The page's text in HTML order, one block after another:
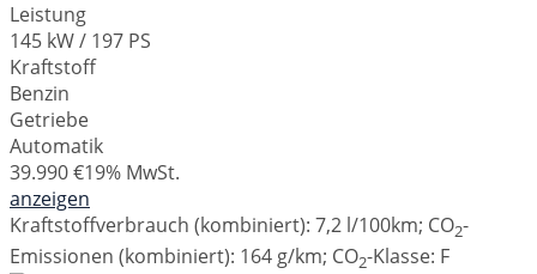
Leistung
145 kW / 197 PS
Kraftstoff
Benzin
Getriebe
Automatik
39.990 €19% MwSt.
anzeigen
Kraftstoffverbrauch (kombiniert): 7,2 l/100km; CO2-
Emissionen (kombiniert): 164 g/km; CO2-Klasse: F